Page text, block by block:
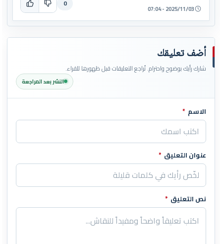
2025/11/03 - 07:04
0
أضف تعليقك
شارك رأيك بوضوح واحترام. تُراجع التعليقات قبل ظهورها للقراء.
النشر بعد المراجعة
اترك هذا الحقل فارغاً
الاسم *
عنوان التعليق *
نص التعليق *